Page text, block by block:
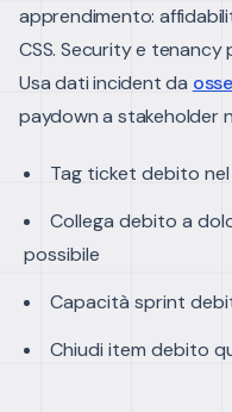
apprendimento:
CSS. Security e tenancy
Usa dati incident da
paydown a stakeholder
Tag ticket debito
Collega debito a
possibile
Capacità sprint
Chiudi item debito